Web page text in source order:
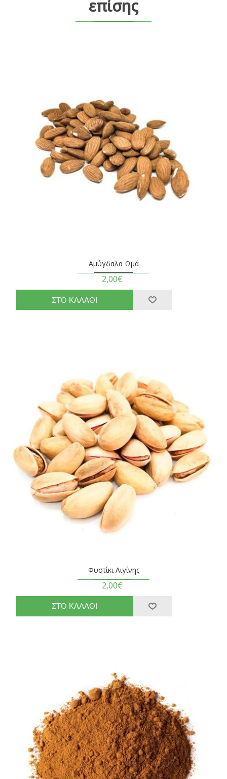
επίσης
Αμύγδαλα Ωμά
2,00€
Φυστίκι Αιγίνης
2,00€